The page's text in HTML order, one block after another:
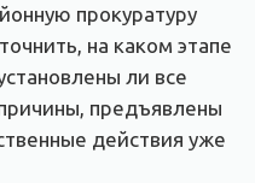
прокуратуру
на каком этапе
ли все
предъявлены
действия уже